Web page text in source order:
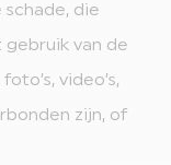
schade, die
van de
video’s,
zijn, of